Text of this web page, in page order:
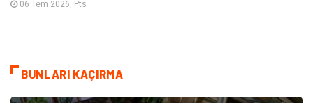
06 Tem 2026, Pts
BUNLARI KAÇIRMA